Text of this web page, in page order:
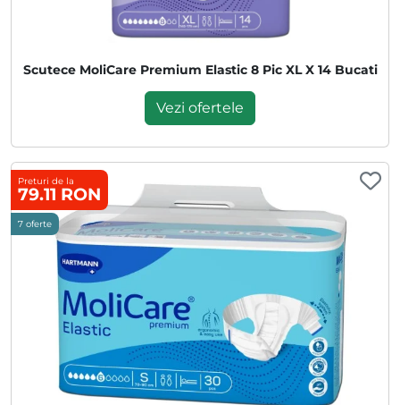
Scutece MoliCare Premium Elastic 8 Pic XL X 14 Bucati
Vezi ofertele
Preturi de la
79.11 RON
7 oferte